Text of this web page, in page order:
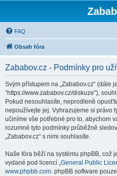
FAQ
Obsah fóra
Zababov.cz - Podmínky pro
Svým přístupem na „Zababov.cz“ (dále
“https://www.zababov.cz/diskuze”),
Pokud nesouhlasíte, neprodleně
nepoužívejte jej. Vyhrazujeme si právo
učiníme vše potřebné pro to, abychom
rozumné tyto podmínky průběžně
„Zababov.cz“ s nimi souhlasíte.
Naše fóra běží na systému phpBB, což
vydané pod licencí „General Public
www.phpbb.com. phpBB software